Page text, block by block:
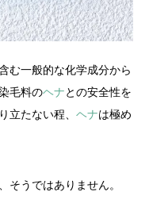
む一般的な化学成分から
毛料のヘナ との安全性を
立たない程、 ヘナは極め
そうではありません。